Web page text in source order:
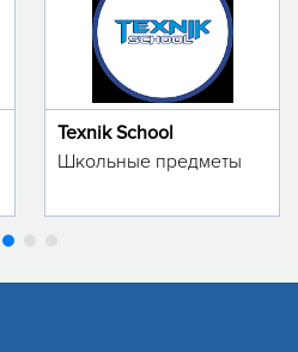
Texnik School
Школьные предметы